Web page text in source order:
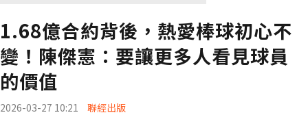
1.68億合約背後，熱愛棒球初心不
變！陳傑憲：要讓更多人看見球員
的價值
2026-03-27 10:21 聯經出版